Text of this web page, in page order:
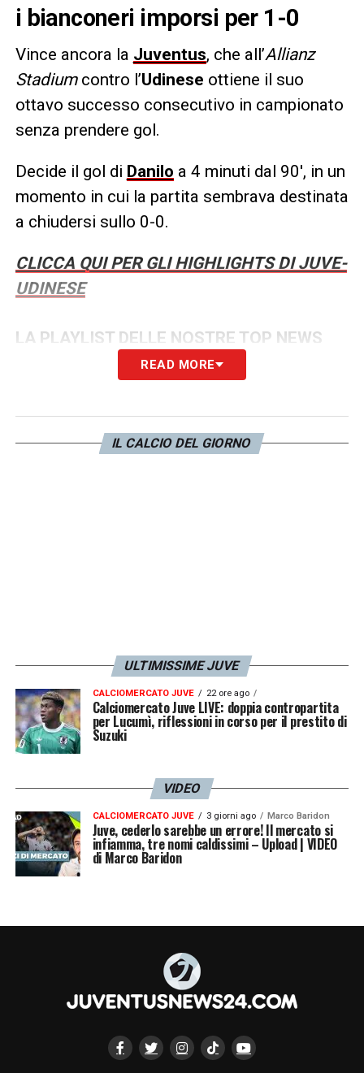
i bianconeri imporsi per 1-0
Vince ancora la Juventus, che all’Allianz
Stadiumcontro l’Udinese ottiene il suo
ottavo successo consecutivo in campionato
senza prendere gol.
Decide il gol di Danilo a 4 minuti dal 90′, in un
momento in cui la partita sembrava destinata
a chiudersi sullo 0-0.
CLICCA QUI PER GLI HIGHLIGHTS DI JUVE-
UDINESE
LA PLAYLIST DELLE NOSTRE TOP NEWS
READ MORE
IL CALCIO DEL GIORNO
ULTIMISSIME JUVE
CALCIOMERCATO JUVE 22 ore ago
Calciomercato Juve LIVE: doppia contropartita
per Lucumì, riflessioni in corso per il prestito di
Suzuki
VIDEO
CALCIOMERCATO JUVE 3 giorni ago Marco Baridon
Juve, cederlo sarebbe un errore! Il mercato si
infiamma, tre nomi caldissimi – Upload | VIDEO
di Marco Baridon